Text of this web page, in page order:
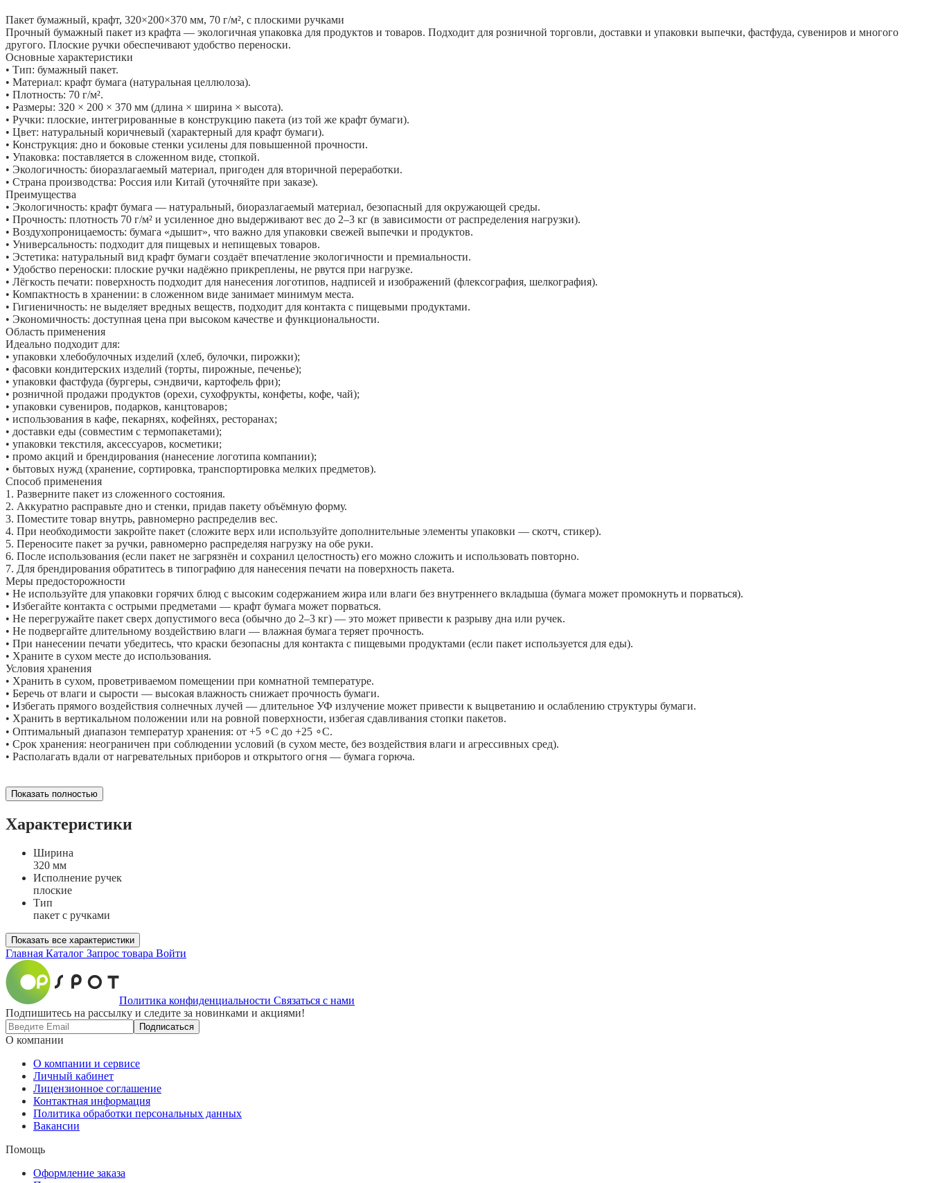
Пакет бумажный, крафт, 320×200×370 мм, 70 г/м², с плоскими ручками
Прочный бумажный пакет из крафта — экологичная упаковка для продуктов и товаров. Подходит для розничной торговли, доставки и упаковки выпечки, фастфуда, сувениров и многого
другого. Плоские ручки обеспечивают удобство переноски.
Основные характеристики
• Тип: бумажный пакет.
• Материал: крафт бумага (натуральная целлюлоза).
• Плотность: 70 г/м².
• Размеры: 320 × 200 × 370 мм (длина × ширина × высота).
• Ручки: плоские, интегрированные в конструкцию пакета (из той же крафт бумаги).
• Цвет: натуральный коричневый (характерный для крафт бумаги).
• Конструкция: дно и боковые стенки усилены для повышенной прочности.
• Упаковка: поставляется в сложенном виде, стопкой.
• Экологичность: биоразлагаемый материал, пригоден для вторичной переработки.
• Страна производства: Россия или Китай (уточняйте при заказе).
Преимущества
• Экологичность: крафт бумага — натуральный, биоразлагаемый материал, безопасный для окружающей среды.
• Прочность: плотность 70 г/м² и усиленное дно выдерживают вес до 2–3 кг (в зависимости от распределения нагрузки).
• Воздухопроницаемость: бумага «дышит», что важно для упаковки свежей выпечки и продуктов.
• Универсальность: подходит для пищевых и непищевых товаров.
• Эстетика: натуральный вид крафт бумаги создаёт впечатление экологичности и премиальности.
• Удобство переноски: плоские ручки надёжно прикреплены, не рвутся при нагрузке.
• Лёгкость печати: поверхность подходит для нанесения логотипов, надписей и изображений (флексография, шелкография).
• Компактность в хранении: в сложенном виде занимает минимум места.
• Гигиеничность: не выделяет вредных веществ, подходит для контакта с пищевыми продуктами.
• Экономичность: доступная цена при высоком качестве и функциональности.
Область применения
Идеально подходит для:
• упаковки хлебобулочных изделий (хлеб, булочки, пирожки);
• фасовки кондитерских изделий (торты, пирожные, печенье);
• упаковки фастфуда (бургеры, сэндвичи, картофель фри);
• розничной продажи продуктов (орехи, сухофрукты, конфеты, кофе, чай);
• упаковки сувениров, подарков, канцтоваров;
• использования в кафе, пекарнях, кофейнях, ресторанах;
• доставки еды (совместим с термопакетами);
• упаковки текстиля, аксессуаров, косметики;
• промо акций и брендирования (нанесение логотипа компании);
• бытовых нужд (хранение, сортировка, транспортировка мелких предметов).
Способ применения
1. Разверните пакет из сложенного состояния.
2. Аккуратно расправьте дно и стенки, придав пакету объёмную форму.
3. Поместите товар внутрь, равномерно распределив вес.
4. При необходимости закройте пакет (сложите верх или используйте дополнительные элементы упаковки — скотч, стикер).
5. Переносите пакет за ручки, равномерно распределяя нагрузку на обе руки.
6. После использования (если пакет не загрязнён и сохранил целостность) его можно сложить и использовать повторно.
7. Для брендирования обратитесь в типографию для нанесения печати на поверхность пакета.
Меры предосторожности
• Не используйте для упаковки горячих блюд с высоким содержанием жира или влаги без внутреннего вкладыша (бумага может промокнуть и порваться).
• Избегайте контакта с острыми предметами — крафт бумага может порваться.
• Не перегружайте пакет сверх допустимого веса (обычно до 2–3 кг) — это может привести к разрыву дна или ручек.
• Не подвергайте длительному воздействию влаги — влажная бумага теряет прочность.
• При нанесении печати убедитесь, что краски безопасны для контакта с пищевыми продуктами (если пакет используется для еды).
• Храните в сухом месте до использования.
Условия хранения
• Хранить в сухом, проветриваемом помещении при комнатной температуре.
• Беречь от влаги и сырости — высокая влажность снижает прочность бумаги.
• Избегать прямого воздействия солнечных лучей — длительное УФ излучение может привести к выцветанию и ослаблению структуры бумаги.
• Хранить в вертикальном положении или на ровной поверхности, избегая сдавливания стопки пакетов.
• Оптимальный диапазон температур хранения: от +5 ∘C до +25 ∘C.
• Срок хранения: неограничен при соблюдении условий (в сухом месте, без воздействия влаги и агрессивных сред).
• Располагать вдали от нагревательных приборов и открытого огня — бумага горюча.
Показать полностью
Характеристики
Ширина
320 мм
Исполнение ручек
плоские
Тип
пакет с ручками
Показать все характеристики
Главная Каталог Запрос товара Войти
Политика конфиденциальности Связаться с нами
Подпишитесь на рассылку и следите за новинками и акциями!
Подписаться
О компании
О компании и сервисе
Личный кабинет
Лицензионное соглашение
Контактная информация
Политика обработки персональных данных
Вакансии
Помощь
Оформление заказа